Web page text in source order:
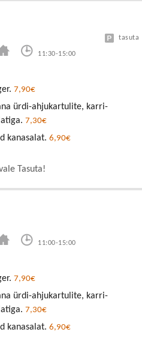
11:30-15:00
tasuta
7,90€
ürdi-ahjukartulite, karri-
7,30€
kanasalat. 6,90€
Tasuta!
11:00-15:00
7,90€
ürdi-ahjukartulite, karri-
7,30€
kanasalat. 6,90€